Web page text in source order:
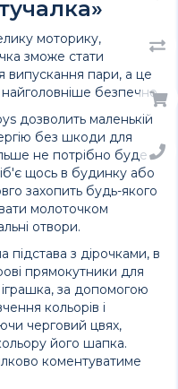
моторику,
зможе стати
випускання пари, а це
найголовніше безпечно.
дозволить маленькій
без шкоди для
не потрібно буде
щось в будинку або
захопить будь-якого
молоточком
отвори.
підстава з дірочками, в
прямокутники для
за допомогою
кольорів і
черговий цвях,
його шапка.
коментуватиме